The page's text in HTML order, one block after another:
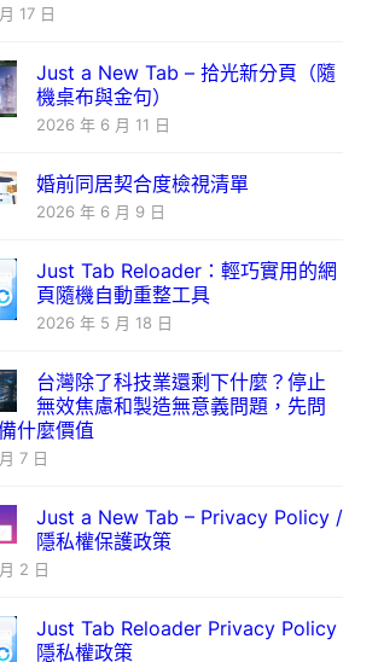
17 日
Just a New Tab – 拾光新分頁（隨
機桌布與金句）
2026 年 6 月 11 日
婚前同居契合度檢視清單
2026 年 6 月 9 日
Just Tab Reloader：輕巧實用的網
頁隨機自動重整工具
2026 年 5 月 18 日
台灣除了科技業還剩下什麼？停止
無效焦慮和製造無意義問題，先問
什麼價值
7 日
Just a New Tab – Privacy Policy /
隱私權保護政策
2 日
Just Tab Reloader Privacy Policy
隱私權政策